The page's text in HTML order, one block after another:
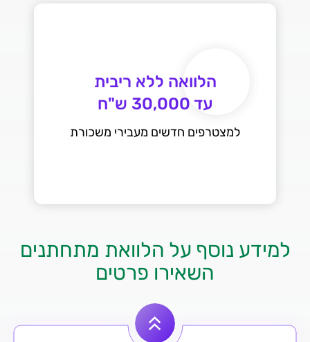
עד 30,000 ש"ח
למצטרפים חדשים מעבירי משכורת
למידע נוסף על הלוואת מתחתנים
השאירו פרטים